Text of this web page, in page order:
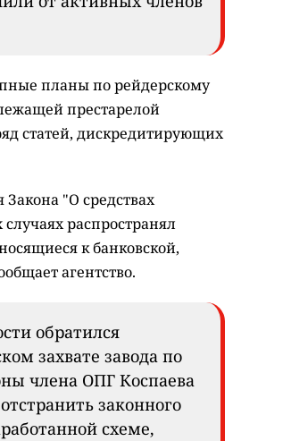
планы по рейдерскому
престарелой
статей, дискредитирующих
"О средствах
распространял
к банковской,
агентство.
обратился
захвате завода по
члена ОПГ Коспаева
законного
схеме,